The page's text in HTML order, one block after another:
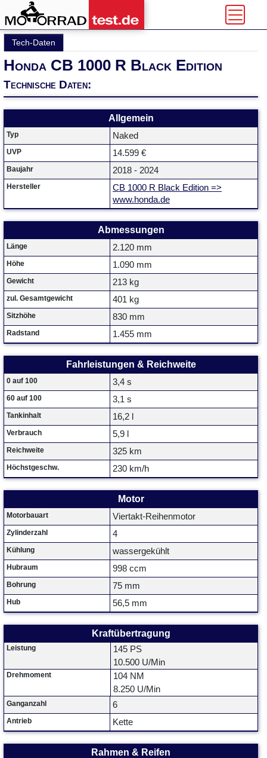
Tech-Daten
Honda CB 1000 R Black Edition
Technische Daten:
Allgemein
Typ Naked
UVP 14.599 €
Baujahr 2018 - 2024
Hersteller
CB 1000 R Black Edition =>
www.honda.de
Abmessungen
Länge 2.120 mm
Höhe 1.090 mm
Gewicht 213 kg
zul. Gesamtgewicht 401 kg
Sitzhöhe 830 mm
Radstand 1.455 mm
Fahrleistungen & Reichweite
0 auf 100 3,4 s
60 auf 100 3,1 s
Tankinhalt 16,2 l
Verbrauch 5,9 l
Reichweite 325 km
Höchstgeschw. 230 km/h
Motor
Motorbauart Viertakt-Reihenmotor
Zylinderzahl 4
Kühlung wassergekühlt
Hubraum 998 ccm
Bohrung 75 mm
Hub 56,5 mm
Kraftübertragung
Leistung
145 PS
10.500 U/Min
Drehmoment
104 NM
8.250 U/Min
Ganganzahl 6
Antrieb Kette
Rahmen & Reifen